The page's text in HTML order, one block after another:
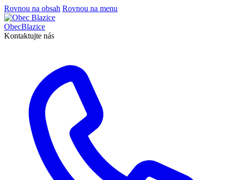
Rovnou na obsah Rovnou na menu
ObecBlazice
Kontaktujte nás